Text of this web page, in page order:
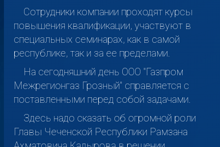
Сотрудники компании проходят курсы
повышения квалификации, участвуют в
специальных семинарах, как в самой
республике, так и за ее пределами.
На сегодняшний день ООО "Газпром
Межрегионгаз Грозный" справляется с
поставленными перед собой задачами.
Здесь надо сказать об огромной роли
Главы Чеченской Республики Рамзана